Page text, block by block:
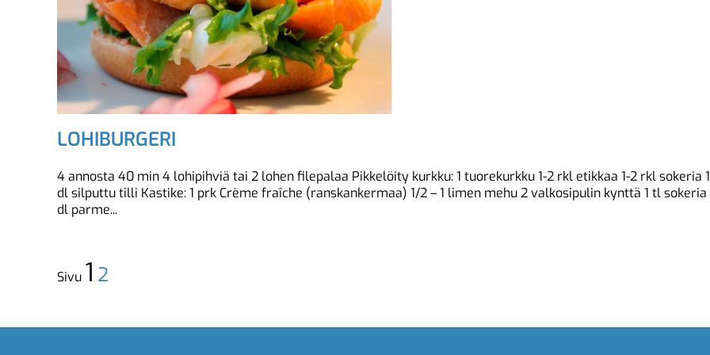
LOHIBURGERI
4 annosta 40 min 4 lohipihviä tai 2 lohen filepalaa Pikkelöity kurkku: 1 tuorekurkku 1-2 rkl etikkaa 1-2 rkl sokeria
dl silputtu tilli Kastike: 1 prk Crème fraîche (ranskankermaa) 1/2 – 1 limen mehu 2 valkosipulin kynttä 1 tl sokeria
dl parme...
Sivu 1 2